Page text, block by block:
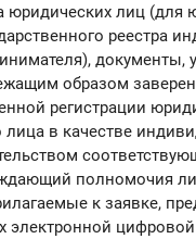
юридических лиц (для
реестра
документы,
образом
регистрации
лица в качестве
полномочия
к заявке,
электронной